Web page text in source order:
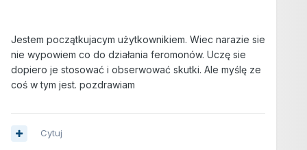
Jestem początkujacym użytkownikiem. Wiec narazie sie
nie wypowiem co do działania feromonów. Uczę sie
dopiero je stosować i obserwować skutki. Ale myślę ze
coś w tym jest. pozdrawiam
Cytuj